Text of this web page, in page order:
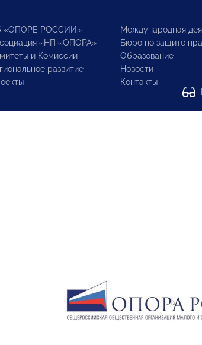
«ОПОРЕ РОССИИ»
«НП «ОПОРА»
и Комиссии
развитие
Международная
Бюро по защите
Образование
Новости
Контакты